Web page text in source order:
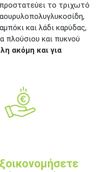
το τριχωτό
και λάδι καρύδας,
πλούσιου και πυκνού
ακόμη και για